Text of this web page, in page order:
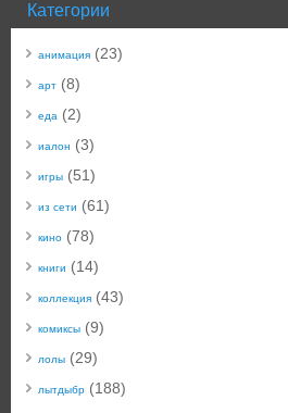
Категории
анимация (23)
арт (8)
еда (2)
иалон (3)
игры (51)
из сети (61)
кино (78)
книги (14)
коллекция (43)
комиксы (9)
лолы (29)
лытдыбр (188)